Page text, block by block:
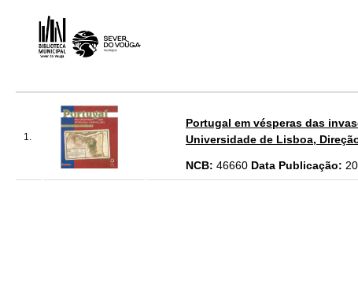
1.
Portugal em vésperas das
Universidade de Lisboa,
NCB: 46660 Data Publicação: